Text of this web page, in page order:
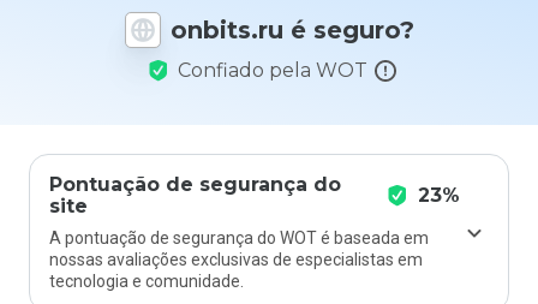
onbits.ru é seguro?
Confiado pela WOT
Pontuação de segurança do
site
23%
A pontuação de segurança do WOT é baseada em
nossas avaliações exclusivas de especialistas em
tecnologia e comunidade.